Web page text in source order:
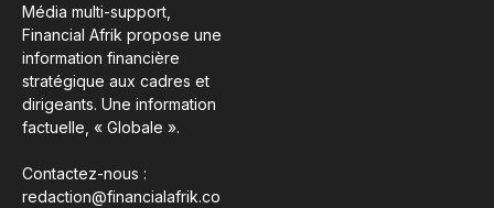
Média multi-support,
Financial Afrik propose une
information financière
stratégique aux cadres et
dirigeants. Une information
factuelle, « Globale ».
Contactez-nous :
redaction@financialafrik.co